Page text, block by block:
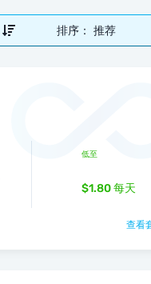
排序： 推荐
低至
$1.80每天
查看